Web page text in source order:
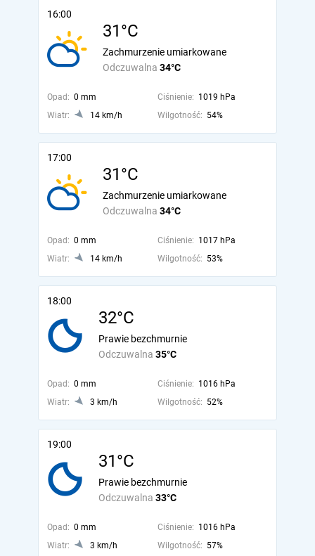
16:00
31°C
Odczuwalna 34°C
Zachmurzenie umiarkowane
Opad: 0 mm Ciśnienie: 1019 hPa
Wiatr:
14 km/h Wilgotność: 54%
17:00
31°C
Odczuwalna 34°C
Zachmurzenie umiarkowane
Opad: 0 mm Ciśnienie: 1017 hPa
Wiatr:
14 km/h Wilgotność: 53%
18:00
32°C
Odczuwalna 35°C
Prawie bezchmurnie
Opad: 0 mm Ciśnienie: 1016 hPa
Wiatr:
3 km/h Wilgotność: 52%
19:00
31°C
Odczuwalna 33°C
Prawie bezchmurnie
Opad: 0 mm Ciśnienie: 1016 hPa
Wiatr:
3 km/h Wilgotność: 57%